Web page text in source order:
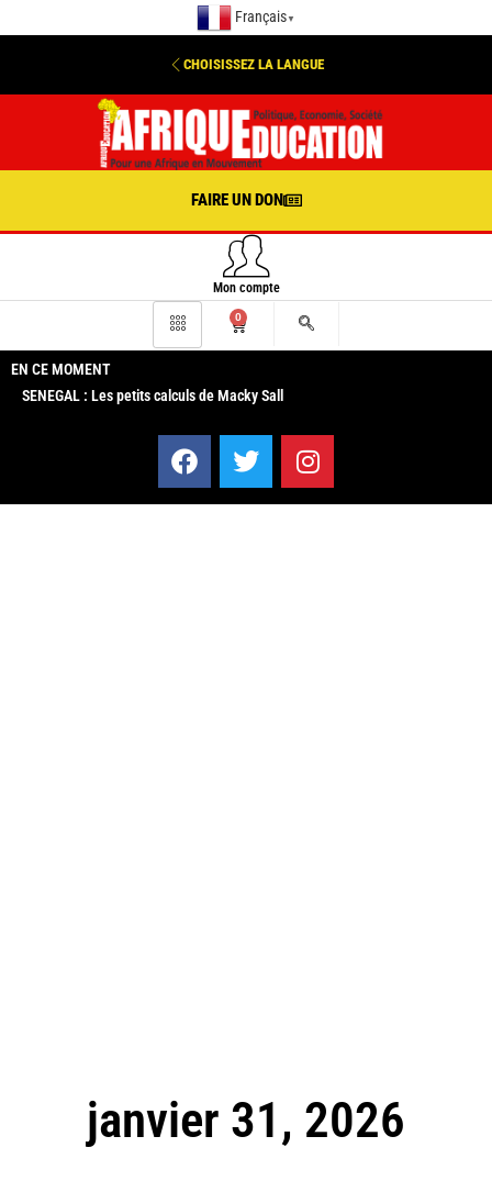
Français ▼
CHOISISSEZ LA LANGUE
FAIRE UN DON
Mon compte
0
EN CE MOMENT
SENEGAL : Les petits calculs de Macky Sall
janvier 31, 2026